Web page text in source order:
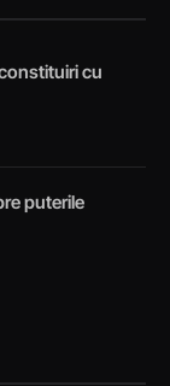
cu
puterile